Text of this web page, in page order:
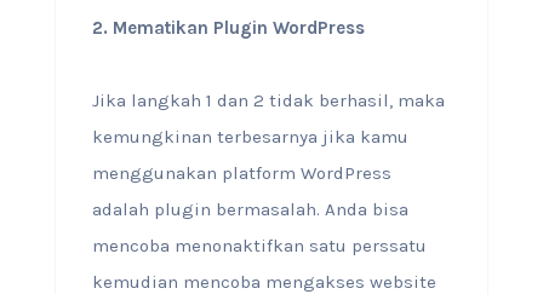
2. Mematikan Plugin WordPress
Jika langkah 1 dan 2 tidak berhasil, maka
kemungkinan terbesarnya jika kamu
menggunakan platform WordPress
adalah plugin bermasalah. Anda bisa
mencoba menonaktifkan satu perssatu
kemudian mencoba mengakses website